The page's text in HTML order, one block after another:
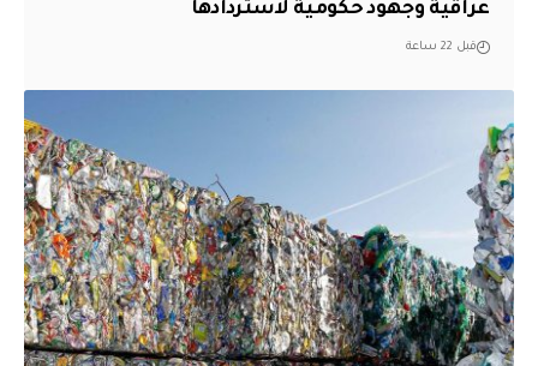
عراقية وجهود حكومية لاستردادها
قبل 22 ساعة